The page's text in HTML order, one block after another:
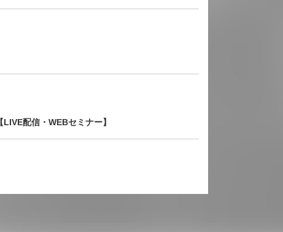
配信・WEBセミナー】